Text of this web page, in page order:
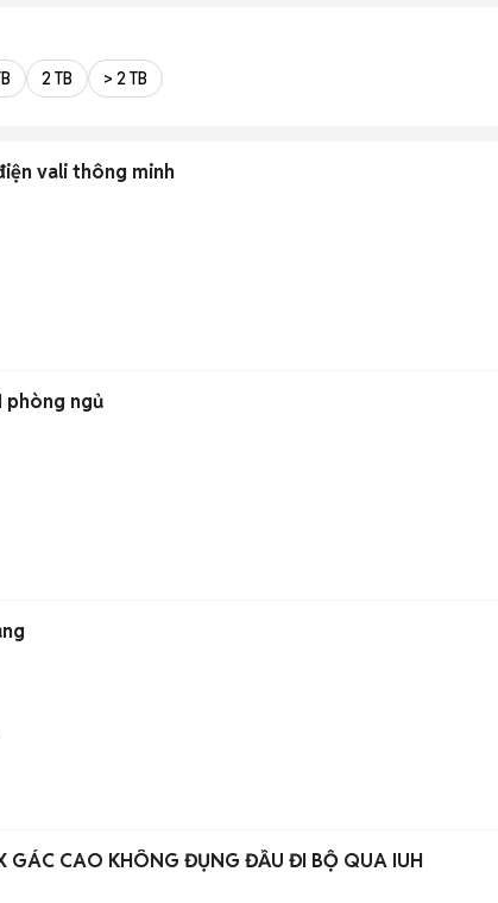
2 TB > 2 TB
vali thông minh
phòng ngủ
GÁC CAO KHÔNG ĐỤNG ĐẦU ĐI BỘ QUA IUH